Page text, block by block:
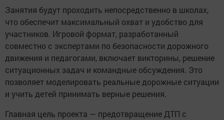
Занятия будут проходить непосредственно в школах,
что обеспечит максимальный охват и удобство для
участников. Игровой формат, разработанный
совместно с экспертами по безопасности дорожного
движения и педагогами, включает викторины, решение
ситуационных задач и командные обсуждения. Это
позволяет моделировать реальные дорожные ситуации
и учить детей принимать верные решения.
Главная цель проекта — предотвращение ДТП с